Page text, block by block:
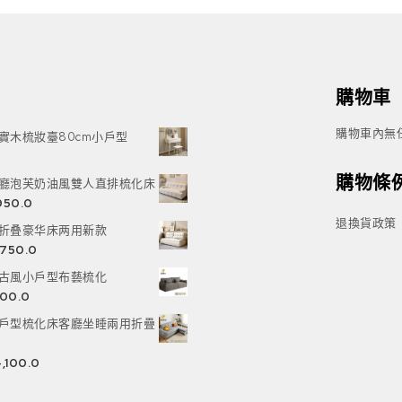
木梳妝臺80cm小戶型
泡芙奶油風雙人直排梳化床
叠豪华床两用新款
風小戶型布藝梳化
型梳化床客廳坐睡兩用折疊
購物車
購物車內無
購物條
退換貨政策